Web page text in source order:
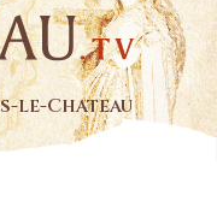
le-Chateau